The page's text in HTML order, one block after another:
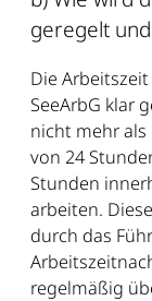
geregelt
Die
SeeArbG klar
nicht mehr
von 24
Stunden
arbeiten.
durch das
regelmäßig